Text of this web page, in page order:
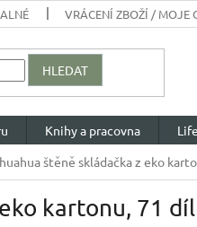
VRÁCENÍ ZBOŽÍ / MOJE
HLEDAT
Knihy a pracovna
štěně skládačka z eko
kartonu, 71